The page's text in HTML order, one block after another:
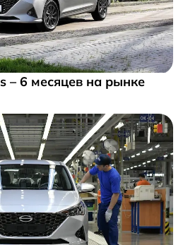
– 6 месяцев на рынке